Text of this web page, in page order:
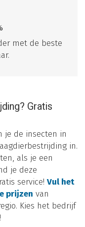
met de beste
Gratis
je de insecten in
in.
als je een
je deze
service! Vul het
prijzen van
Kies het bedrijf